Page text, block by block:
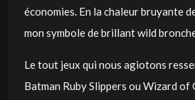
économies. En la chaleur bruyante
mon symbole de brillant wild
Le tout jeux qui nous agiotons
Batman Ruby Slippers ou Wizard of